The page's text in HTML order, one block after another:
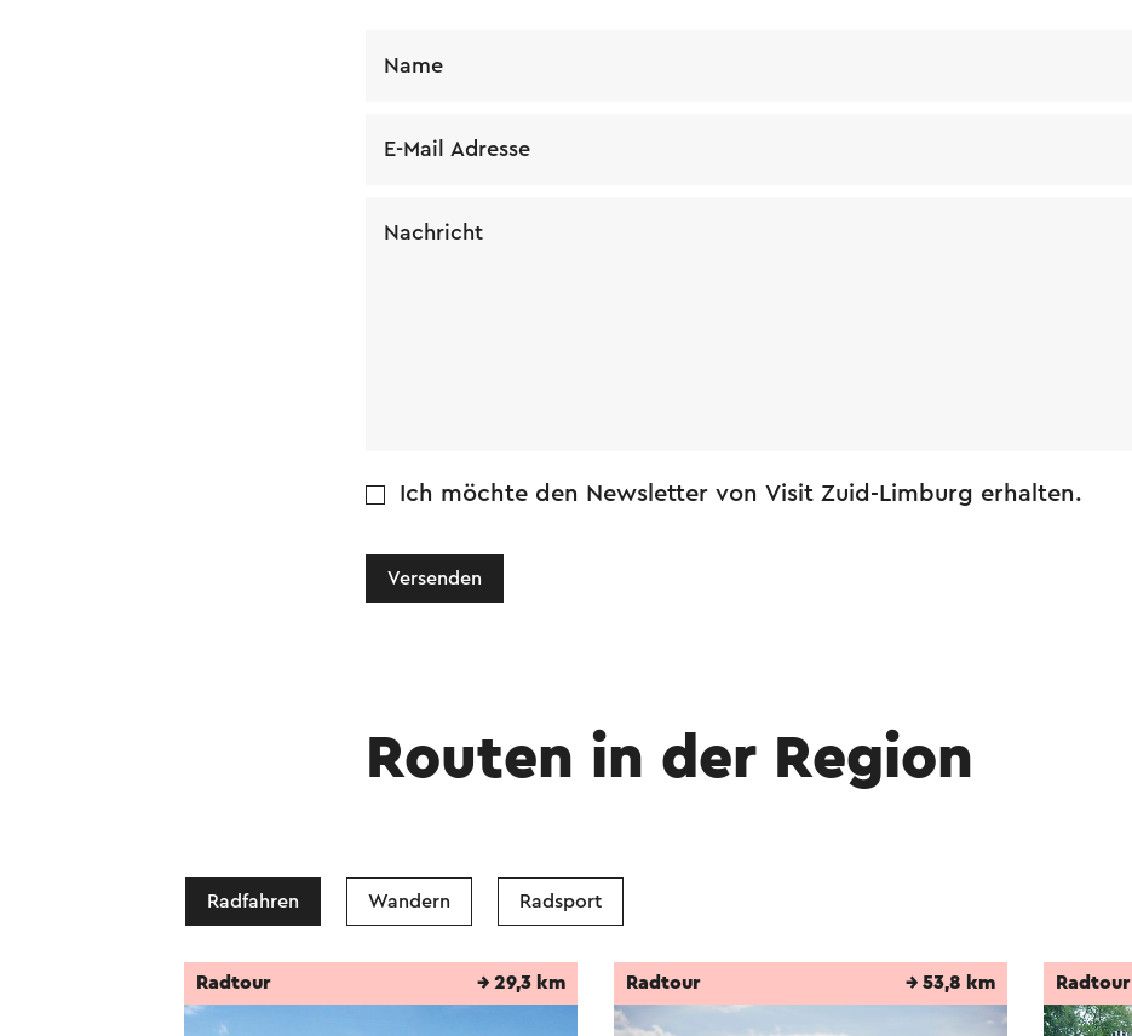
Name
E-Mail Adresse
Nachricht
Ich möchte den Newsletter von Visit Zuid-Limburg erhalten.
Versenden
Routen in der Region
Radfahren Wandern Radsport
Radtour → 29,3 km Radtour → 53,8 km Radtour